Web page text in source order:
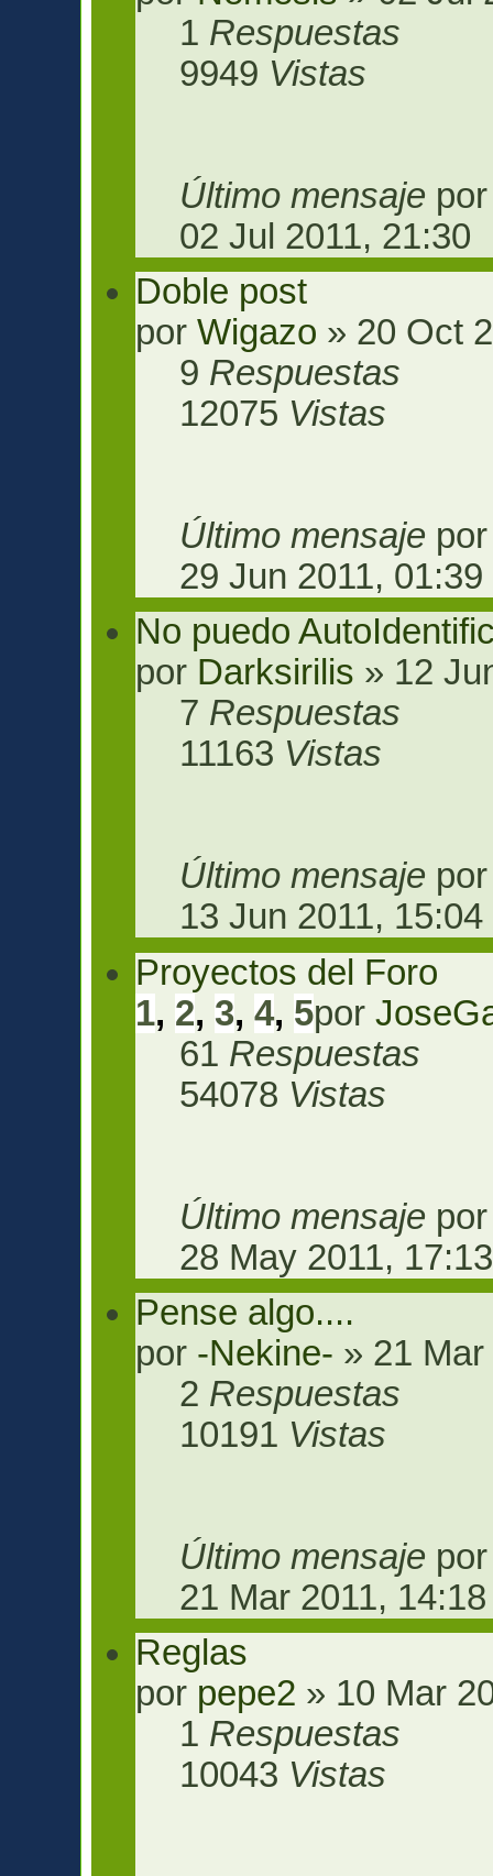
1 Respuestas
9949 Vistas
Último mensaje
02 Jul 2011, 21:30
Doble post
porWigazo » 20 Oct
9 Respuestas
12075 Vistas
Último mensaje
29 Jun 2011, 01:39
No puedo
por Darksirilis » 12
7 Respuestas
11163 Vistas
Último mensaje
13 Jun 2011, 15:04
Proyectos del Foro
1, 2, 3,4, 5por
61 Respuestas
54078 Vistas
Último mensaje
28 May 2011, 17:13
Pense algo....
por -Nekine- » 21
2 Respuestas
10191 Vistas
Último mensaje
21 Mar 2011, 14:18
Reglas
por pepe2 » 10 Mar
1 Respuestas
10043 Vistas